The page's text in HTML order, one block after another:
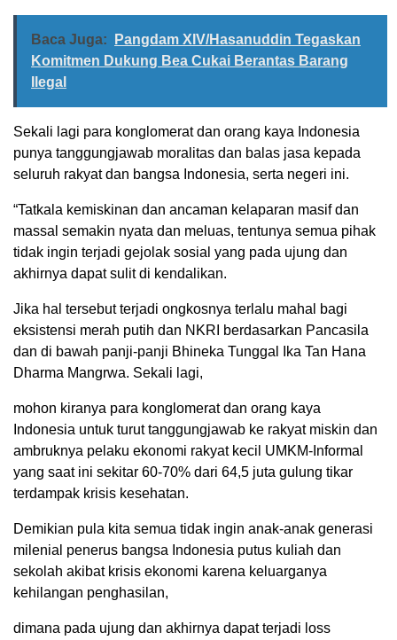
Baca Juga:
Pangdam XIV/Hasanuddin Tegaskan
Komitmen Dukung Bea Cukai Berantas Barang
Ilegal
Sekali lagi para konglomerat dan orang kaya Indonesia
punya tanggungjawab moralitas dan balas jasa kepada
seluruh rakyat dan bangsa Indonesia, serta negeri ini.
“Tatkala kemiskinan dan ancaman kelaparan masif dan
massal semakin nyata dan meluas, tentunya semua pihak
tidak ingin terjadi gejolak sosial yang pada ujung dan
akhirnya dapat sulit di kendalikan.
Jika hal tersebut terjadi ongkosnya terlalu mahal bagi
eksistensi merah putih dan NKRI berdasarkan Pancasila
dan di bawah panji-panji Bhineka Tunggal Ika Tan Hana
Dharma Mangrwa. Sekali lagi,
mohon kiranya para konglomerat dan orang kaya
Indonesia untuk turut tanggungjawab ke rakyat miskin dan
ambruknya pelaku ekonomi rakyat kecil UMKM-Informal
yang saat ini sekitar 60-70% dari 64,5 juta gulung tikar
terdampak krisis kesehatan.
Demikian pula kita semua tidak ingin anak-anak generasi
milenial penerus bangsa Indonesia putus kuliah dan
sekolah akibat krisis ekonomi karena keluarganya
kehilangan penghasilan,
dimana pada ujung dan akhirnya dapat terjadi loss